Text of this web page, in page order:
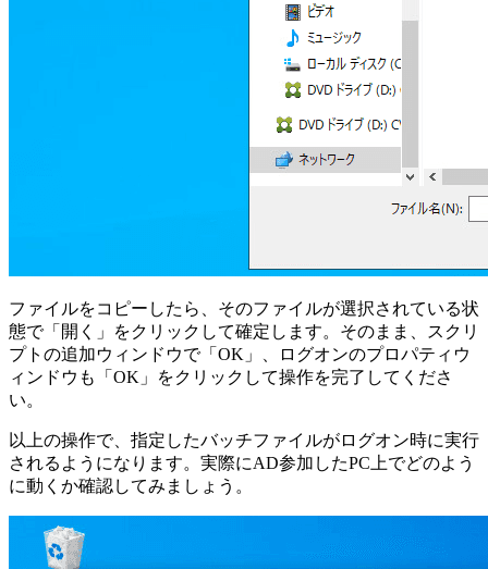
ファイルをコピーしたら、そのファイルが選択されている状
態で「開く」をクリックして確定します。そのまま、スクリ
プトの追加ウィンドウで「OK」、ログオンのプロパティウ
ィンドウも「OK」をクリックして操作を完了してくださ
い。
以上の操作で、指定したバッチファイルがログオン時に実行
されるようになります。実際にAD参加したPC上でどのよう
に動くか確認してみましょう。